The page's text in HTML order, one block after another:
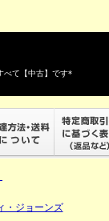
て【中古】です*
・ジョーンズ